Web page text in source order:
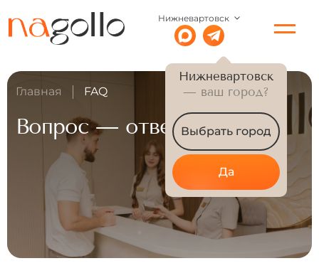
Нижневартовск
Нижневартовск
— ваш город?
Выбрать город
Да
Главная FAQ
Вопрос — ответ